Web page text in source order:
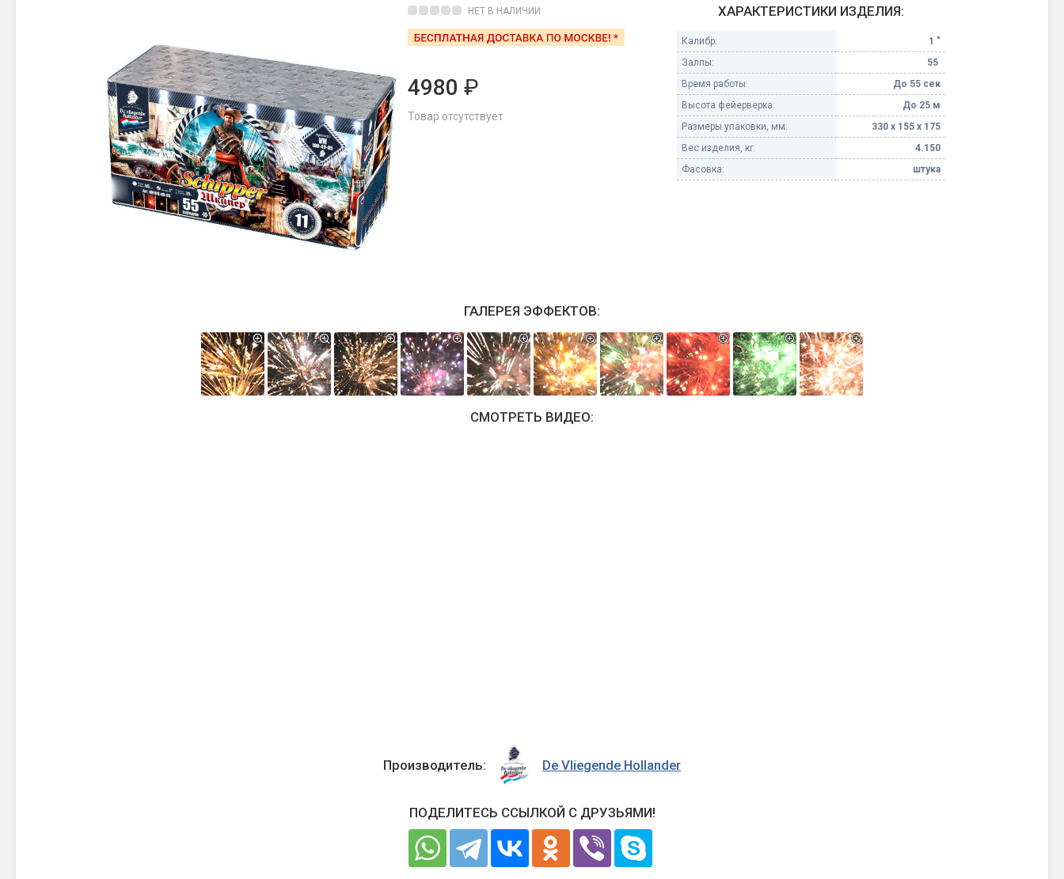
Фейерверки на свадьбу
Фейерверк-шоу
Батареи салютов
Цветной дым
Батареи салютов
Фитильные
Лимонки, гранаты
Корсары
Летающие и наземные
Бабочки, пчелы
Жуки
Циркоблицы
Стробоскопы
Сигнальная пиротехника
Бенгальские огни малые
Бенгальские огни большие
Фонтаны пиротехнические
Фестивальные шары
Небесные фонарики
Оборудование для
спецэффектов
Елочные гирлянды
НЕТ В НАЛИЧИИ
4980 ₽
Товар отсутствует
ХАРАКТЕРИСТИКИ ИЗДЕЛИЯ:
Калибр:
1 "
Залпы:
55
Время работы:
До 55 сек
Высота фейерверка:
До 25 м
Размеры упаковки, мм:
330 х 155 х 175
Вес изделия, кг:
4.150
Фасовка:
штука
ГАЛЕРЕЯ ЭФФЕКТОВ:
СМОТРЕТЬ ВИДЕО:
Производитель: De Vliegende Hollander
ПОДЕЛИТЕСЬ ССЫЛКОЙ С ДРУЗЬЯМИ!